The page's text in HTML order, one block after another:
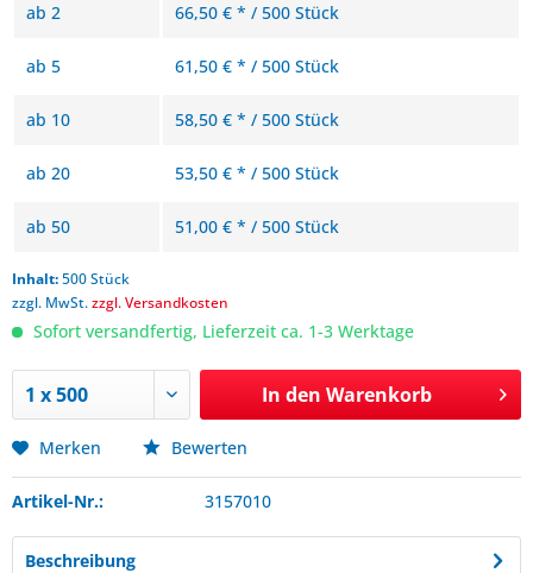
ab 2 66,50 € * / 500 Stück
ab 5 61,50 € * / 500 Stück
ab 10 58,50 € * / 500 Stück
ab 20 53,50 € * / 500 Stück
ab 50 51,00 € * / 500 Stück
Inhalt:500 Stück
zzgl. MwSt.zzgl. Versandkosten
Sofort versandfertig, Lieferzeit ca. 1-3 Werktage
In den Warenkorb
Merken Bewerten
Artikel-Nr.: 3157010
Beschreibung